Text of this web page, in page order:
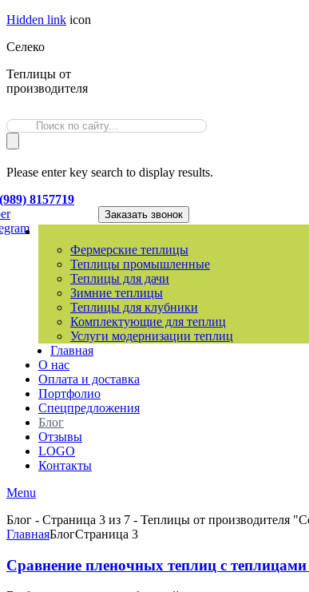
Hidden link icon
Селеко
Теплицы от
производителя
Please enter key search to display results.
8157719
Заказать звонок
Фермерские теплицы
Теплицы промышленные
Теплицы для дачи
Зимние теплицы
Теплицы для клубники
Комплектующие для теплиц
Услуги модернизации теплиц
Главная
О нас
Оплата и доставка
Портфолио
Спецпредложения
Блог
Отзывы
LOGO
Контакты
Menu
Блог - Страница 3 из 7 - Теплицы от производителя
ГлавнаяБлогСтраница 3
Сравнение пленочных теплиц с